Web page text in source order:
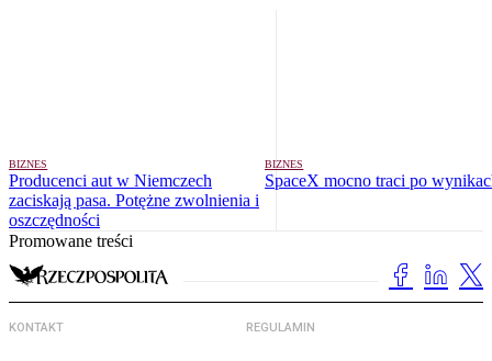
BIZNES
Producenci aut w Niemczech
zaciskają pasa. Potężne zwolnienia i
oszczędności
BIZNES
SpaceX mocno traci po
Promowane treści
KONTAKT REGULAMIN